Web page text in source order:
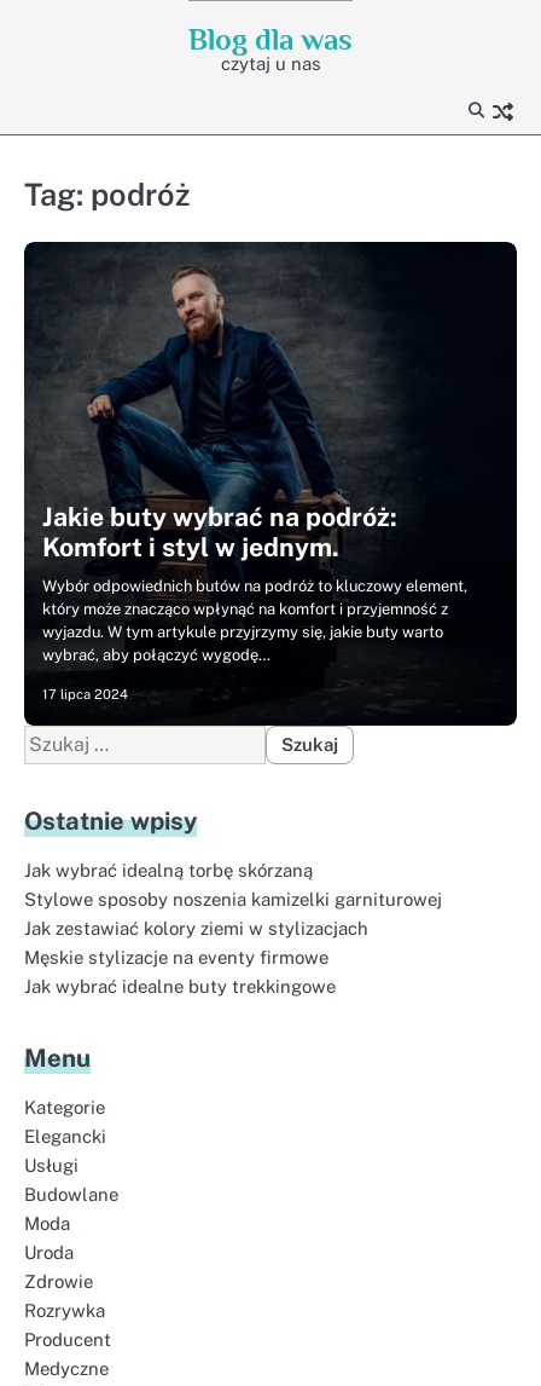
Blog dla was
czytaj u nas
Tag: podróż
Jakie buty wybrać na podróż:
Komfort i styl w jednym.
Wybór odpowiednich butów na podróż to kluczowy element,
który może znacząco wpłynąć na komfort i przyjemność z
wyjazdu. W tym artykule przyjrzymy się, jakie buty warto
wybrać, aby połączyć wygodę…
17 lipca 2024
Szukaj:
Ostatnie wpisy
Jak wybrać idealną torbę skórzaną
Stylowe sposoby noszenia kamizelki garniturowej
Jak zestawiać kolory ziemi w stylizacjach
Męskie stylizacje na eventy firmowe
Jak wybrać idealne buty trekkingowe
Menu
Kategorie
Elegancki
Usługi
Budowlane
Moda
Uroda
Zdrowie
Rozrywka
Producent
Medyczne